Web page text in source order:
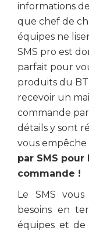
informations
que chef de
équipes ne
SMS pro est
parfait pour
produits du
recevoir un
commande
détails y sont
vous empêche
par SMS
commande !
Le SMS
besoins en
équipes et de